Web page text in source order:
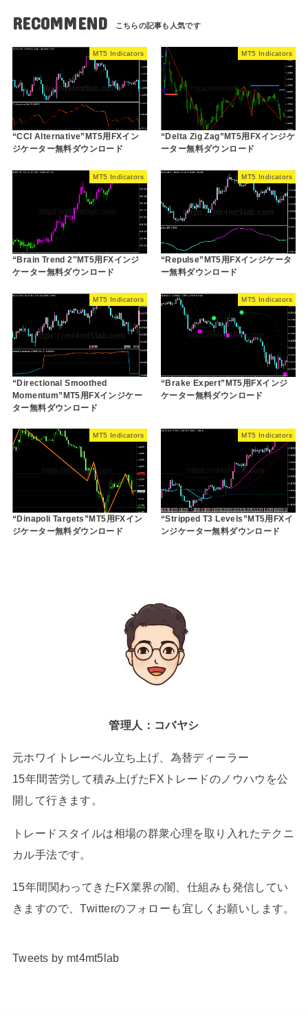
RECOMMEND
MT5 Indicators
“CCI Alternative”MT5用FXイン
ジケーター無料ダウンロード
MT5 Indicators
“Delta Zig Zag”MT5用FXインジケ
ーター無料ダウンロード
MT5 Indicators
“Brain Trend 2″MT5用FXインジ
ケーター無料ダウンロード
MT5 Indicators
“Repulse”MT5用FXインジケータ
ー無料ダウンロード
MT5 Indicators
“Directional Smoothed
Momentum”MT5用FXインジケー
ター無料ダウンロード
MT5 Indicators
“Brake Expert”MT5用FXインジ
ケーター無料ダウンロード
MT5 Indicators
“Dinapoli Targets”MT5用FXイン
ジケーター無料ダウンロード
MT5 Indicators
“Stripped T3 Levels”MT5用FXイ
ンジケーター無料ダウンロード
管理人：コバヤシ
元ホワイトレーベル立ち上げ、為替ディーラー
15年間苦労して積み上げたFXトレードのノウハウを公
開して行きます。
トレードスタイルは相場の群衆心理を取り入れたテクニ
カル手法です。
15年間関わってきたFX業界の闇、仕組みも発信してい
きますので、Twitterのフォローも宜しくお願いします。
Tweets by mt4mt5lab